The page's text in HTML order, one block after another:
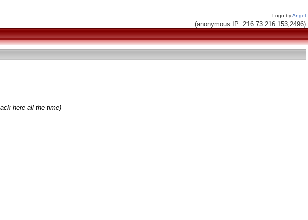
Logo byAngel
(anonymous IP: 216.73.216.153,2496)
here all the time)